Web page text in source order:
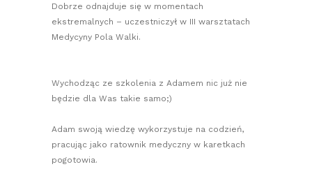
Dobrze odnajduje się w momentach
ekstremalnych – uczestniczył w III warsztatach
Medycyny Pola Walki.
Wychodząc ze szkolenia z Adamem nic już nie
będzie dla Was takie samo;)
Adam swoją wiedzę wykorzystuje na codzień,
pracując jako ratownik medyczny w karetkach
pogotowia.